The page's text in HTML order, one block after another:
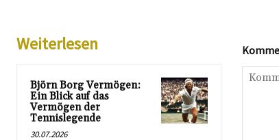
Weiterlesen
Björn Borg Vermögen:
Ein Blick auf das
Vermögen der
Tennislegende
30.07.2026